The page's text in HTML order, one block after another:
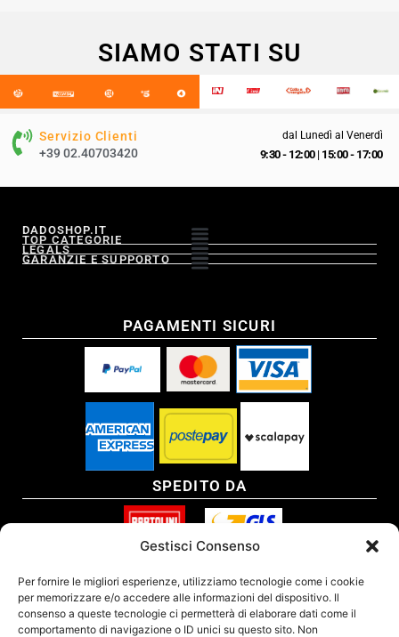
Gestisci Consenso
Per fornire le migliori esperienze, utilizziamo tecnologie come i cookie
per memorizzare e/o accedere alle informazioni del dispositivo. Il
consenso a queste tecnologie ci permetterà di elaborare dati come il
comportamento di navigazione o ID unici su questo sito. Non
SIAMO STATI SU
Servizio Clienti
+39 02.40703420
dal Lunedì al Venerdì
9:30 - 12:00| 15:00 - 17:00
DADOSHOP.IT
TOP CATEGORIE
LEGALS
GARANZIE E SUPPORTO
PAGAMENTI SICURI
SPEDITO DA